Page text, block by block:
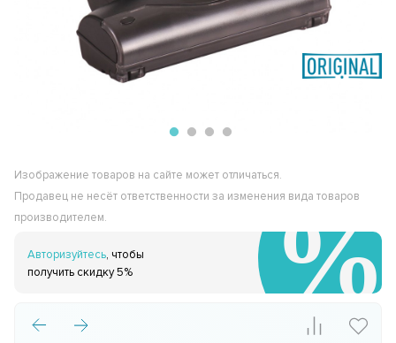
Изображение товаров на сайте может отличаться.
Продавец не несёт ответственности за изменения вида товаров
производителем.
Авторизуйтесь, чтобы
получить скидку 5%